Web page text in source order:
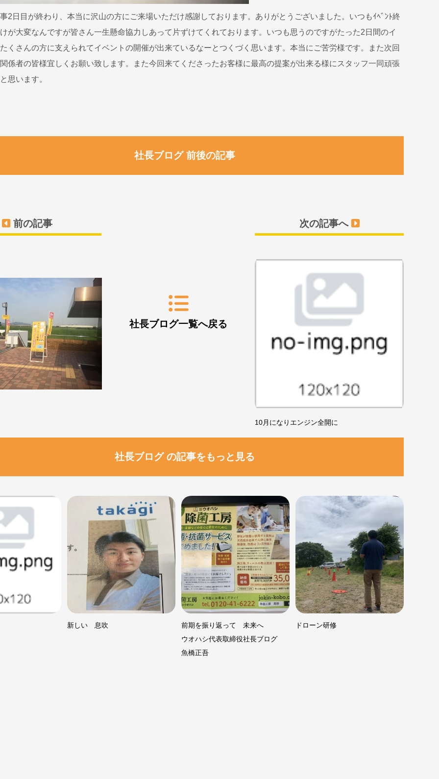
2日目が終わり、本当に沢山の方にご来場いただけ感謝しております。ありがとうございました。いつもｲﾍﾞﾝﾄ終
が大変なんですが皆さん一生懸命協力しあって片ずけてくれております。いつも思うのですがたった2日間のイ
くさんの方に支えられてイベントの開催が出来ているなーとつくづく思います。本当にご苦労様です。また次回
係者の皆様宜しくお願い致します。また今回来てくださったお客様に最高の提案が出来る様にスタッフ一同頑張
思います。
社長ブログ 前後の記事
前の記事
社長ブログ一覧へ戻る
次の記事へ
10月になりエンジン全開に
社長ブログ の記事をもっと見る
新しい 息吹
前期を振り返って 未来へ
ウオハシ代表取締役社長ブログ
魚橋正吾
ドローン研修